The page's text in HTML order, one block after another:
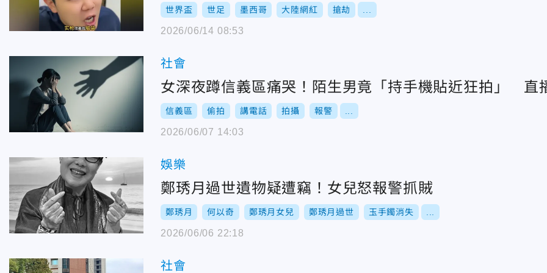
世界盃 世足 墨西哥 大陸網紅 搶劫
2026/06/14 08:53
社會
女深夜蹲信義區痛哭！陌生男竟「持手機貼近狂拍」 直
信義區 偷拍 講電話 拍攝 報警
2026/06/07 14:03
娛樂
鄭琇月過世遺物疑遭竊！女兒怒報警抓賊
鄭琇月 何以奇 鄭琇月女兒 鄭琇月過世 玉手鐲消失
2026/06/06 22:18
社會